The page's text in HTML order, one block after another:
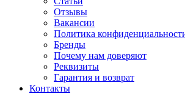
Отзывы
Вакансии
Политика
Бренды
Почему нам доверяют
Реквизиты
Гарантия и возврат
Контакты